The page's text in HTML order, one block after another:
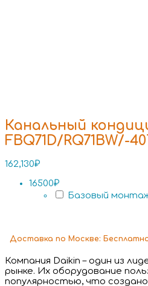
Канальный
FBQ71D/RQ71BW/-
162,130₽
16500₽
Базовый
Доставка по Москве:
Компания Daikin – один из
рынке. Их оборудование
популярностью, что